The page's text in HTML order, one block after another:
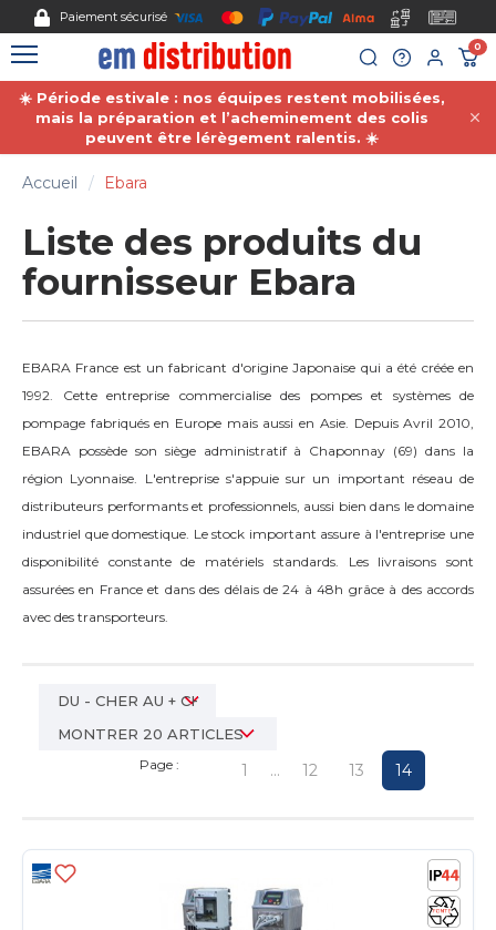
Paiement sécurisé
0
☀️ Période estivale : nos équipes restent mobilisées,
mais la préparation et l’acheminement des colis
peuvent être lérègement ralentis. ☀️
Accueil Ebara
Liste des produits du
fournisseur Ebara
EBARA France est un fabricant d'origine Japonaise qui a été créée en
1992. Cette entreprise commercialise des pompes et systèmes de
pompage fabriqués en Europe mais aussi en Asie. Depuis Avril 2010,
EBARA possède son siège administratif à Chaponnay (69) dans la
région Lyonnaise. L'entreprise s'appuie sur un important réseau de
distributeurs performants et professionnels, aussi bien dans le domaine
industriel que domestique. Le stock important assure à l'entreprise une
disponibilité constante de matériels standards. Les livraisons sont
assurées en France et dans des délais de 24 à 48h grâce à des accords
avec des transporteurs.
Page : 1 ... 12 13 14
Gestion des cookies